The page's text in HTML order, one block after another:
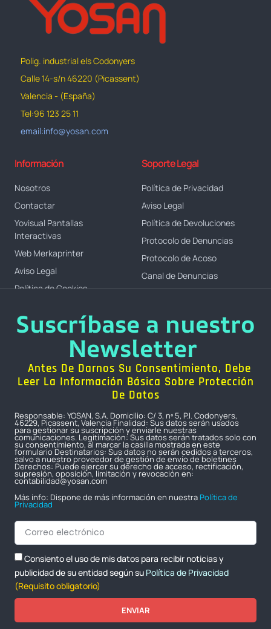
Polig. industrial els Codonyers
Calle 14-s/n 46220 (Picassent)
Valencia - (España)
Tel:96 123 25 11
email:info@yosan.com
Información
Nosotros
Contactar
Yovisual Pantallas
Interactivas
Web Merkaprinter
Aviso Legal
Política de Cookies
Soporte Legal
Política de Privacidad
Aviso Legal
Política de Devoluciones
Protocolo de Denuncias
Protocolo de Acoso
Canal de Denuncias
Suscríbase a nuestro
Newsletter
Antes De Darnos Su Consentimiento, Debe
Leer La Información Básica Sobre Protección
De Datos
Responsable: YOSAN, S.A. Domicilio: C/ 3, nº 5, P.I. Codonyers,
46229, Picassent, Valencia Finalidad: Sus datos serán usados
para gestionar su suscripción y enviarle nuestras
comunicaciones. Legitimación: Sus datos serán tratados solo con
su consentimiento, al marcar la casilla mostrada en este
formulario Destinatarios: Sus datos no serán cedidos a terceros,
salvo a nuestro proveedor de gestión de envío de boletines
Derechos: Puede ejercer su derecho de acceso, rectificación,
supresión, oposición, limitación y revocación en:
contabilidad@yosan.com
Más info: Dispone de más información en nuestra Política de
Privacidad
Consiento el uso de mis datos para recibir noticias y
publicidad de su entidad según su Política de Privacidad
(Requisito obligatorio)
ENVIAR